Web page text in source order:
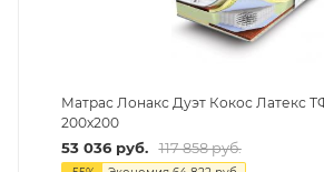
Матрас Лонакс Дуэт Кокос Латекс
200х200
53 036руб. 117 858руб.